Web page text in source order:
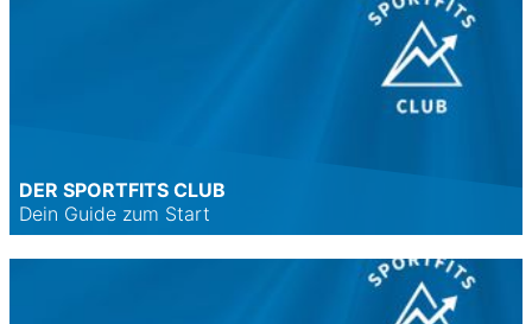
DER SPORTFITS CLUB
Dein Guide zum Start